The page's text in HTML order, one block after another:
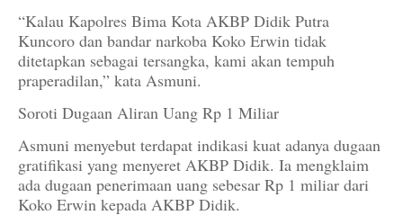
“Kalau Kapolres Bima Kota AKBP Didik Putra
Kuncoro dan bandar narkoba Koko Erwin tidak
ditetapkan sebagai tersangka, kami akan tempuh
praperadilan,” kata Asmuni.
Soroti Dugaan Aliran Uang Rp 1 Miliar
Asmuni menyebut terdapat indikasi kuat adanya dugaan
gratifikasi yang menyeret AKBP Didik. Ia mengklaim
ada dugaan penerimaan uang sebesar Rp 1 miliar dari
Koko Erwin kepada AKBP Didik.